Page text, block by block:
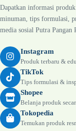
Dapatkan informasi
minuman, tips formulasi,
media sosial Putra Pangan
Instagram
Produk terbaru &
TikTok
Tips formulasi &
Shopee
Belanja produk
Tokopedia
Temukan produk